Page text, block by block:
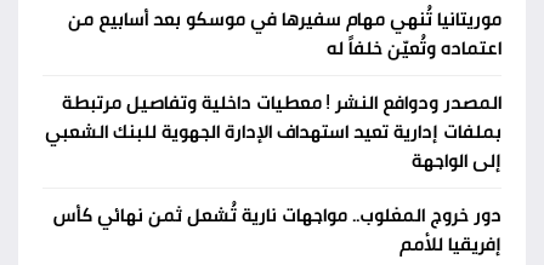
موريتانيا تُنهي مهام سفيرها في موسكو بعد أسابيع من
اعتماده وتُعيّن خلفاً له
المصدر ودوافع النشر ! معطيات داخلية وتفاصيل مرتبطة
بملفات إدارية تعيد استهداف الإدارة الجهوية للبنك الشعبي
إلى الواجهة
دور خروج المغلوب.. مواجهات نارية تُشعل ثمن نهائي كأس
إفريقيا للأمم